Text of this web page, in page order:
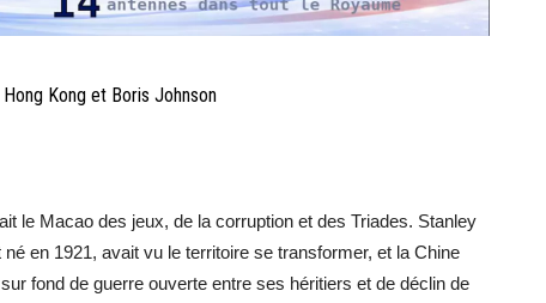
Hong Kong et Boris Johnson
le Macao des jeux, de la corruption et des Triades. Stanley
en 1921, avait vu le territoire se transformer, et la Chine
fond de guerre ouverte entre ses héritiers et de déclin de